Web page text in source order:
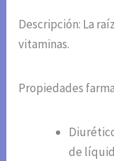
Descripción: La
vitaminas.
Propiedades
de